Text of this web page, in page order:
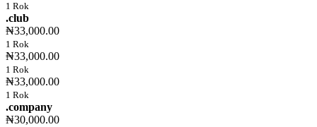
1 Rok
.club
₦33,000.00
1 Rok
₦33,000.00
1 Rok
₦33,000.00
1 Rok
.company
₦30,000.00